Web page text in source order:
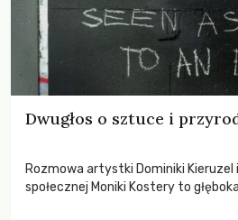
Dwugłos o sztuce i
Rozmowa artystki Dominiki Kieruzel
społecznej Moniki Kostery to